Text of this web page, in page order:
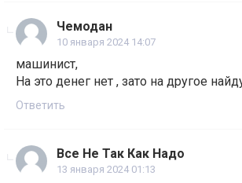
Чемодан
10 января 2024 14:07
машинист,
На это денег нет , зато на другое
Ответить
Все Не Так Как Надо
13 января 2024 01:13